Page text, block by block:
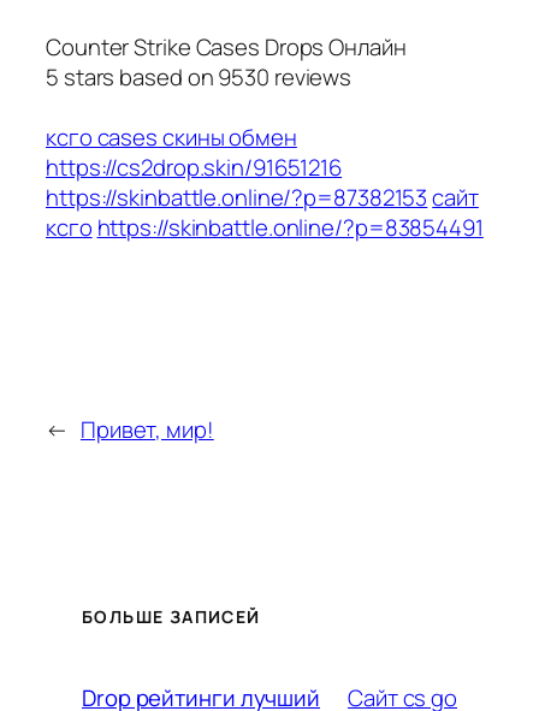
Counter Strike Cases Drops Онлайн
5 stars based on9530 reviews
ксго cases скины обмен
https://cs2drop.skin/91651216
https://skinbattle.online/?p=87382153 сайт
ксго https://skinbattle.online/?p=83854491
← Привет, мир!
БОЛЬШЕ ЗАПИСЕЙ
Drop рейтинги лучший Сайт cs go